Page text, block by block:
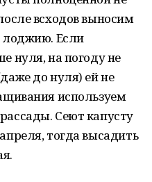
всходов выносим
лоджию. Если
нуля, на погоду не
до нуля) ей не
используем
Сеют капусту
тогда высадить